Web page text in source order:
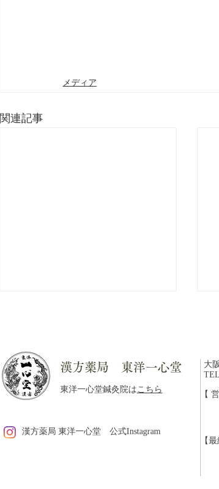
メディア
関連記事
タ登壇】プレスリリースを配
漢方薬局 東洋一心堂
東洋一心堂鍼灸院はこちら
漢方薬局 東洋一心堂 公式Instagram
大
【
【